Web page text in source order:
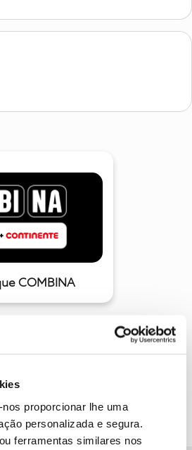
proporcionar lhe uma
personalizada e segura.
ferramentas similares nos
COMBINA
de julho